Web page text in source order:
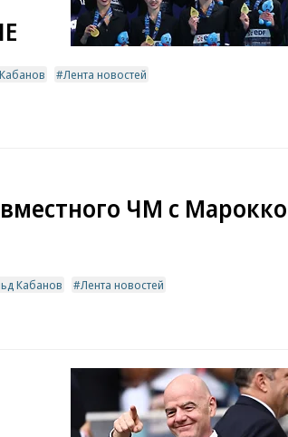
Лента новостей
ЧМ с Марокко
Кабанов Лента новостей